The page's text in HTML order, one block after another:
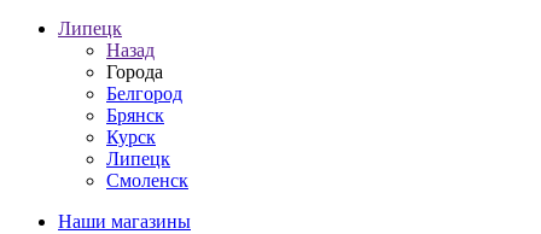
Липецк
Назад
Города
Белгород
Брянск
Курск
Липецк
Смоленск
Наши магазины